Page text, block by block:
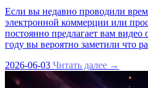
Если вы недавно проводили
электронной коммерции или
постоянно предлагает вам
году вы вероятно заметили что
2026-06-03 Читать далее →